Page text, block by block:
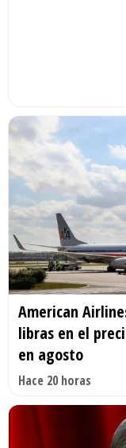
American
libras en el
en agosto
Hace 20 horas